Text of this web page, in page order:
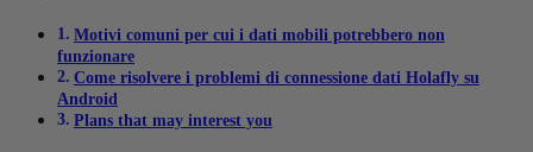
Motivi comuni per cui i dati mobili potrebbero non
funzionare
Come risolvere i problemi di connessione dati Holafly su
Android
Plans that may interest you